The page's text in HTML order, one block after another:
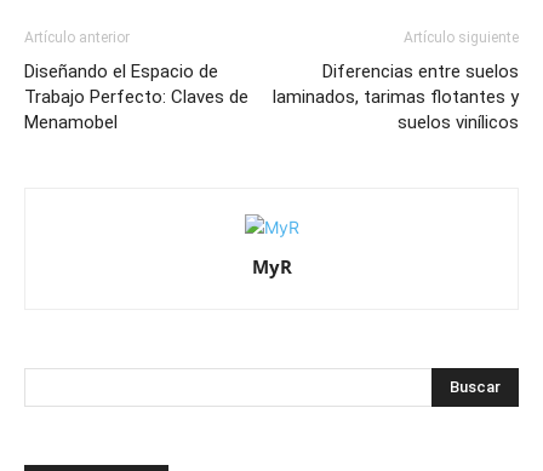
Artículo anterior
Diseñando el Espacio de
Trabajo Perfecto: Claves de
Menamobel
Artículo siguiente
Diferencias entre suelos
laminados, tarimas flotantes y
suelos vinílicos
MyR